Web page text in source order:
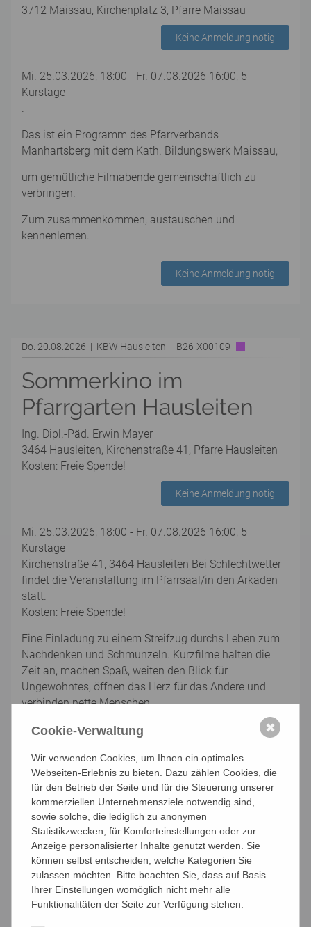
3712 Maissau, Kirchenplatz 3, Pfarre Maissau
Keine Anmeldung nötig
Mi. 25.03.2026, 18:00 - Fr. 07.08.2026 16:00, 5
Kurstage
.
Das ist ein Programm des Pfarrverbands
Manhartsberg mit dem Kath. Bildungswerk Maissau,
um gemütliche Filmabende gemeinschaftlich zu
verbringen.
Zum zusammenkommen, austauschen und
kennenlernen.
Keine Anmeldung nötig
Do. 20.08.2026 | KBW Hausleiten | B26-X00109
Sommerkino im
Pfarrgarten Hausleiten
Ing. Dipl.-Päd. Erwin Mayer
3464 Hausleiten, Kirchenstraße 41, Pfarre Hausleiten
Kosten: Freie Spende!
Keine Anmeldung nötig
Mi. 25.03.2026, 18:00 - Fr. 07.08.2026 16:00, 5
Kurstage
Kirchenstraße 41, 3464 Hausleiten Bei Schlechtwetter
findet die Veranstaltung im Pfarrsaal/in den Arkaden
statt.
Kosten: Freie Spende!
Eine Einladung zu einem Streifzug durchs Leben zum
Nachdenken und Schmunzeln. Kurzfilme halten die
Zeit an, machen Spaß, weiten den Blick für
Ungewohntes, öffnen das Herz für das Andere und
verbinden nette Menschen.
Keine Anmeldung nötig
Sa. 22.08.2026 | KBW Klosterneuburg St. Martin | B26-
Y00152
Orgelsommer: Orgel-
Trilogie
Cookie-Verwaltung
Wir verwenden Cookies, um Ihnen ein optimales
Webseiten-Erlebnis zu bieten. Dazu zählen Cookies, die
für den Betrieb der Seite und für die Steuerung unserer
kommerziellen Unternehmensziele notwendig sind,
sowie solche, die lediglich zu anonymen
Statistikzwecken, für Komforteinstellungen oder zur
Anzeige personalisierter Inhalte genutzt werden. Sie
können selbst entscheiden, welche Kategorien Sie
zulassen möchten. Bitte beachten Sie, dass auf Basis
Ihrer Einstellungen womöglich nicht mehr alle
Funktionalitäten der Seite zur Verfügung stehen.
✖